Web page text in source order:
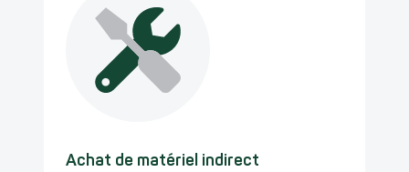
Achat de matériel indirect